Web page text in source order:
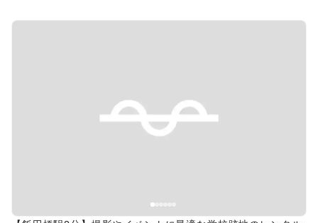
Previous slide